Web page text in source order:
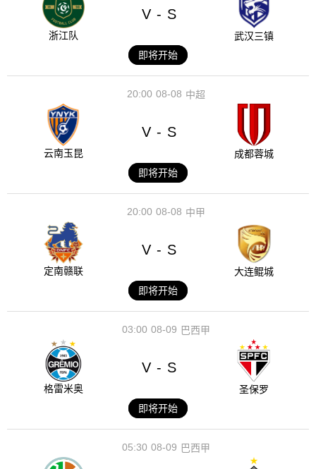
浙江队
V - S
武汉三镇
即将开始
08-08
20:00 中超
云南玉昆
V - S
成都蓉城
即将开始
08-08
20:00 中甲
定南赣联
V - S
大连鲲城
即将开始
08-09
03:00 巴西甲
格雷米奥
V - S
圣保罗
即将开始
08-09
05:30 巴西甲